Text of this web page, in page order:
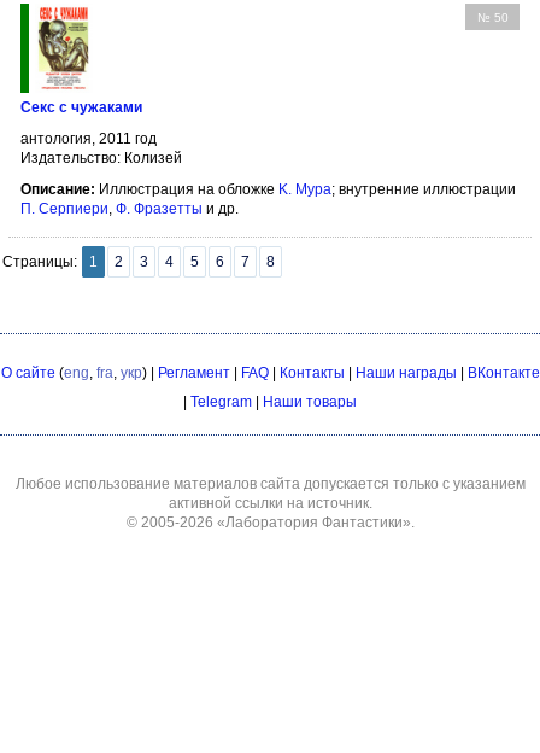
№ 50
Секс с чужаками
антология, 2011 год
Издательство: Колизей
Описание: Иллюстрация на обложке K. Мура; внутренние иллюстрации
П. Серпиери, Ф. Фразетты и др.
Страницы: 1 2 3 4 5 6 7 8
О сайте (eng, fra, укр) | Регламент| FAQ| Контакты Наши награды
ВКонтакте
Telegram Наши товары
Любое использование материалов сайта допускается только с указанием
активной ссылки на источник.
© 2005-2026 «Лаборатория Фантастики».